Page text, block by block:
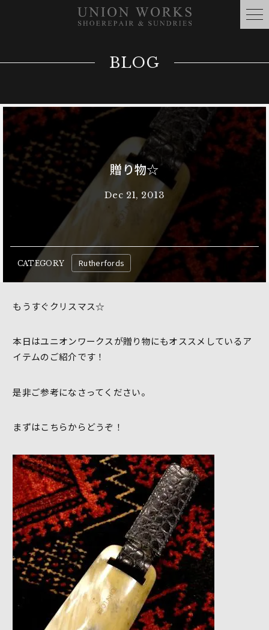
BLOG
贈り物☆
Dec 21, 2013
CATEGORY Rutherfords
もうすぐクリスマス☆
本日はユニオンワークスが贈り物にもオススメしているア
イテムのご紹介です！
是非ご参考になさってください。
まずはこちらからどうぞ！